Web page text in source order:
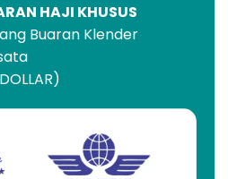
HAJI KHUSUS
Buaran Klender